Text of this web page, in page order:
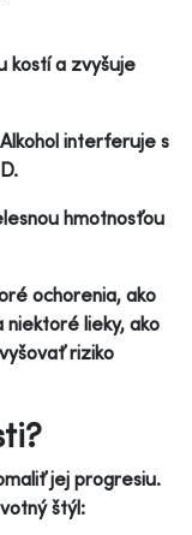
kostí a zvyšuje
interferuje s
hmotnosťou
ochorenia, ako
lieky, ako
riziko
jej progresiu.
štýl: